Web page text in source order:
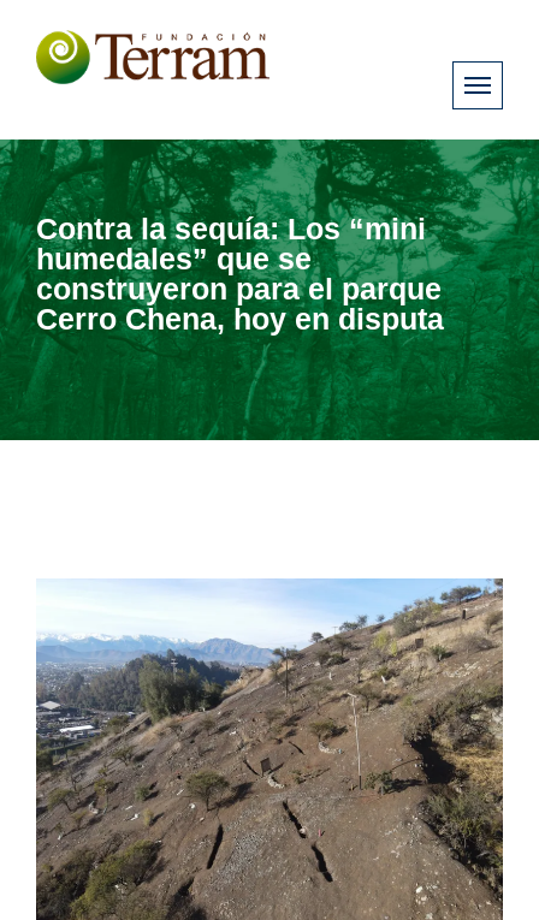
Contra la sequía: Los “mini
humedales” que se
construyeron para el parque
Cerro Chena, hoy en disputa